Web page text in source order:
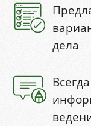
дела